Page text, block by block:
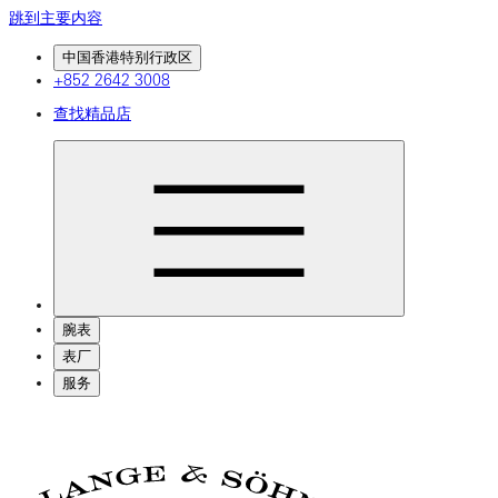
跳到主要内容
中国香港特别行政区
+852 2642 3008
查找精品店
腕表
表厂
服务